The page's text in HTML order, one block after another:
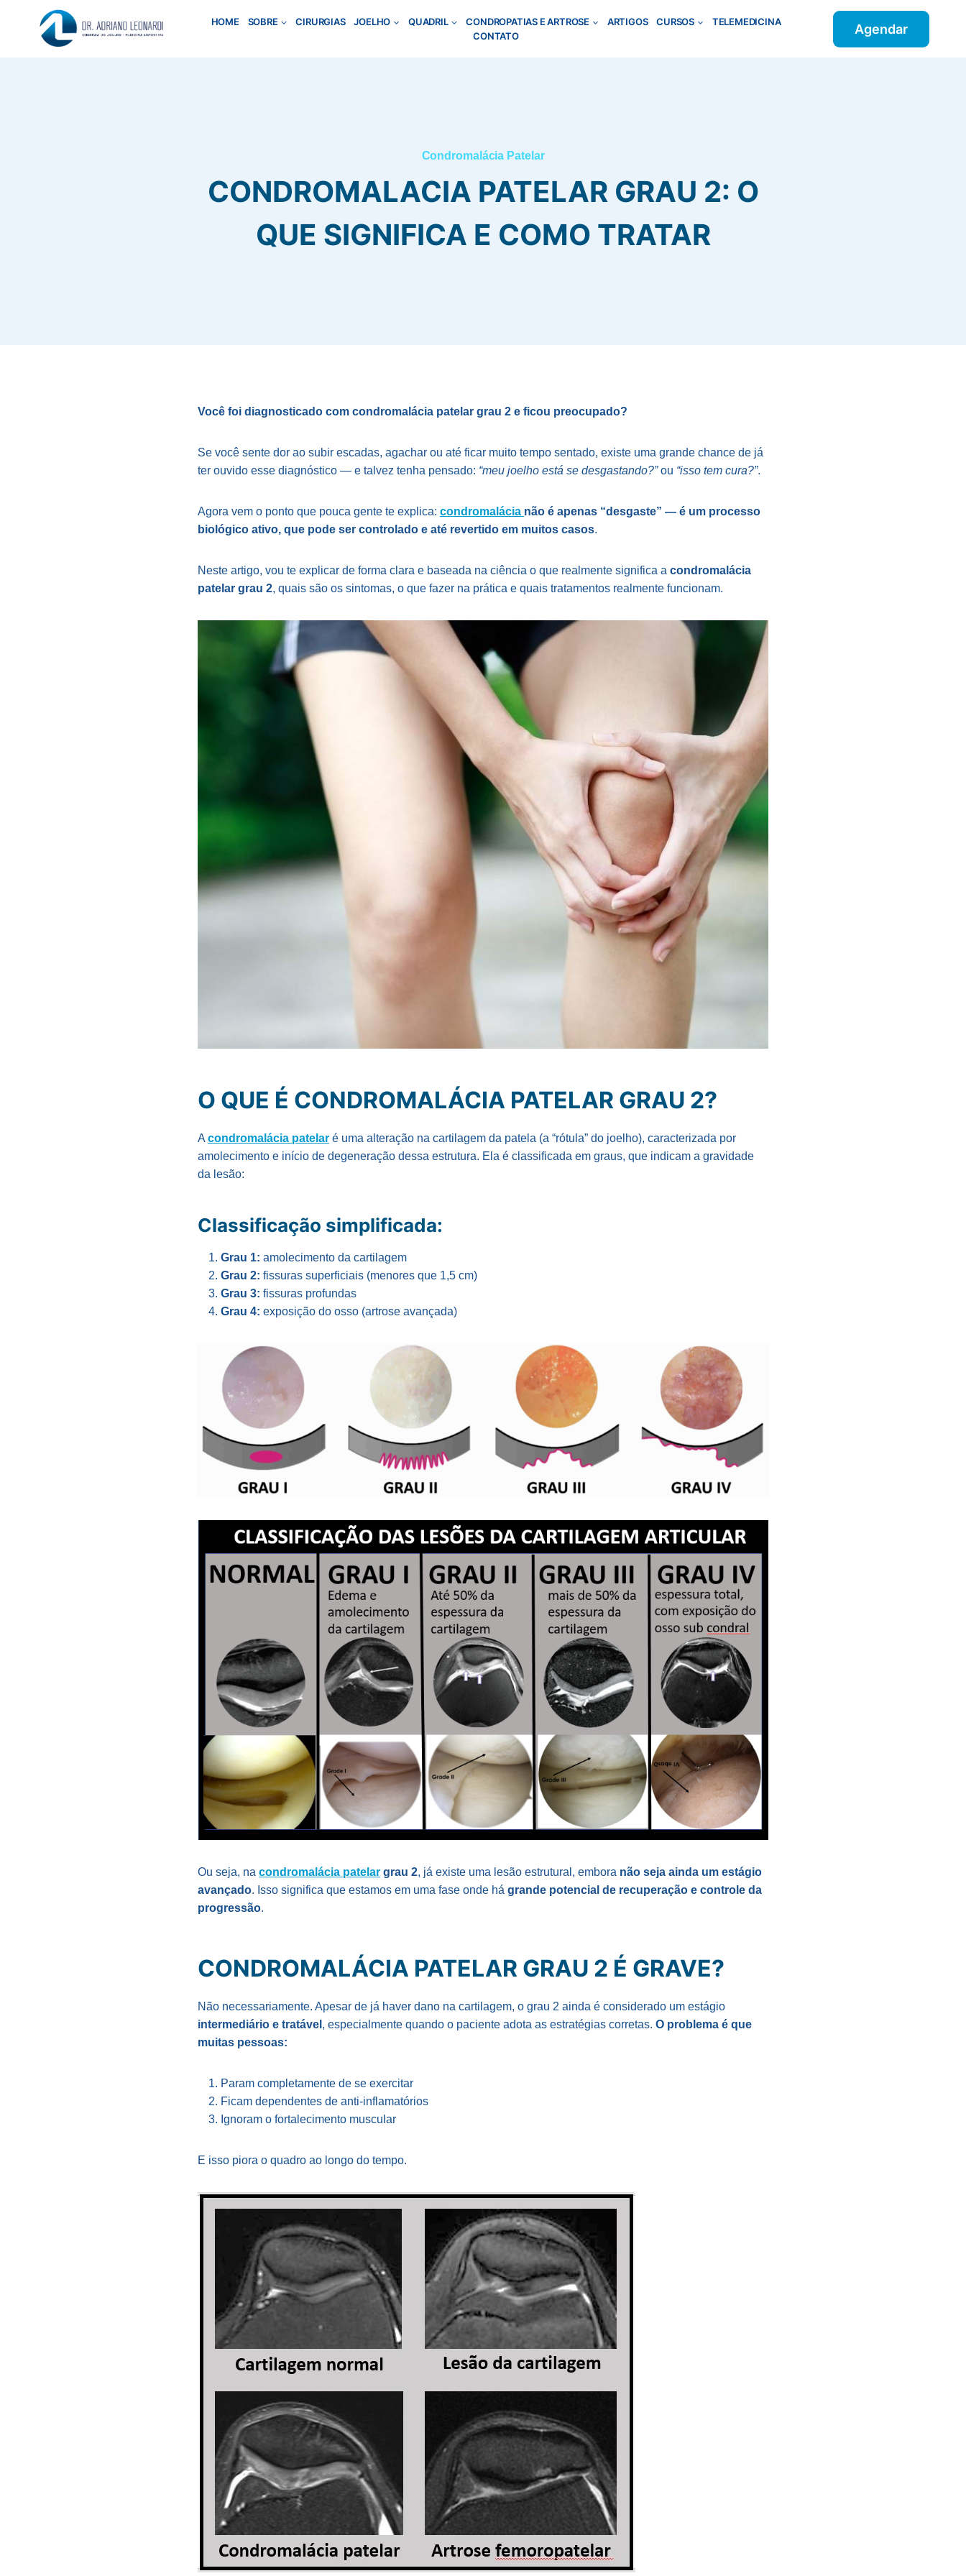
HOME SOBRE CIRURGIAS JOELHO QUADRIL CONDROPATIAS E ARTROSE ARTIGOS CURSOS
TELEMEDICINA
CONTATO
Agendar
Condromalácia Patelar
CONDROMALACIA PATELAR GRAU 2: O
QUE SIGNIFICA E COMO TRATAR
Você foi diagnosticado com condromalácia patelar grau 2 e ficou preocupado?
Se você sente dor ao subir escadas, agachar ou até ficar muito tempo sentado, existe uma grande chance de já
ter ouvido esse diagnóstico — e talvez tenha pensado: “meu joelho está se desgastando?”ou “isso tem cura?”.
Agora vem o ponto que pouca gente te explica: condromalácia não é apenas “desgaste” — é um processo
biológico ativo, que pode ser controlado e até revertido em muitos casos.
Neste artigo, vou te explicar de forma clara e baseada na ciência o que realmente significa a condromalácia
patelar grau 2, quais são os sintomas, o que fazer na prática e quais tratamentos realmente funcionam.
O QUE É CONDROMALÁCIA PATELAR GRAU 2?
A condromalácia patelar é uma alteração na cartilagem da patela (a “rótula” do joelho), caracterizada por
amolecimento e início de degeneração dessa estrutura. Ela é classificada em graus, que indicam a gravidade
da lesão:
Classificação simplificada:
Grau 1: amolecimento da cartilagem
Grau 2: fissuras superficiais (menores que 1,5 cm)
Grau 3: fissuras profundas
Grau 4: exposição do osso (artrose avançada)
Ou seja, na condromalácia patelar grau 2, já existe uma lesão estrutural, embora não seja ainda um estágio
avançado. Isso significa que estamos em uma fase onde há grande potencial de recuperação e controle da
progressão.
CONDROMALÁCIA PATELAR GRAU 2 É GRAVE?
Não necessariamente. Apesar de já haver dano na cartilagem, o grau 2 ainda é considerado um estágio
intermediário e tratável , especialmente quando o paciente adota as estratégias corretas. O problema é que
muitas pessoas:
Param completamente de se exercitar
Ficam dependentes de anti-inflamatórios
Ignoram o fortalecimento muscular
E isso piora o quadro ao longo do tempo.